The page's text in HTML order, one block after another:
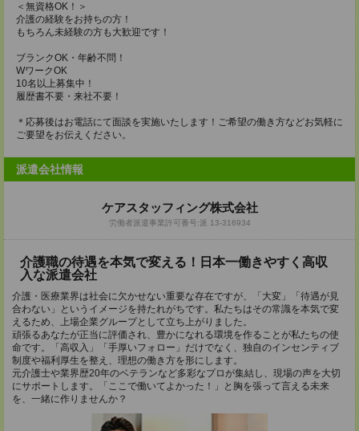
＜無資格OK！＞
介護の経験をお持ちの方！
もちろん未経験の方も大歓迎です！
ブランクOK・年齢不問！
WワークOK
10名以上募集中！
履歴書不要・来社不要！
＊応募後はお電話にて面談を実施いたします！ご希望の働き方などお気軽に
ご要望をお伝えください。
派遣会社情報
ケアスタッフィング株式会社
労働者派遣事業許可番号:派 13-316934
介護職の待遇を本気で変える！日本一働きやすく高収
入な派遣会社
介護・医療業界は社会に欠かせない重要な存在ですが、「大変」「待遇が見
合わない」というイメージを持たれがちです。私たちはその常識を本気で変
えるため、上場企業グループとして立ち上がりました。
頑張るあなたが正当に評価され、豊かになれる環境を作ることが私たちの使
命です。「高収入」「手厚いフォロー」だけでなく、独自のインセンティブ
制度や福利厚生を整え、理想の働き方を形にします。
元介護士や業界歴20年のベテランなど多彩なプロが集結し、現場の声を大切
にサポートします。「ここで働いてよかった！」と胸を張って言える未来
を、一緒に作りませんか？